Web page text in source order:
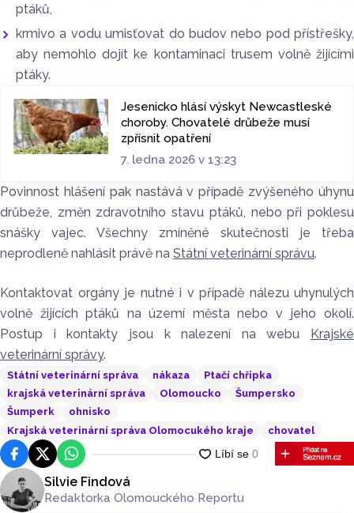
ptáků,
krmivo a vodu umisťovat do budov nebo pod přístřešky,
aby nemohlo dojít ke kontaminaci trusem volně žijícími
ptáky.
Jesenicko hlásí výskyt Newcastleské
choroby. Chovatelé drůbeže musí
zpřísnit opatření
7. ledna 2026 v 13:23
Povinnost hlášení pak nastává v případě zvýšeného úhynu
drůbeže, změn zdravotního stavu ptáků, nebo při poklesu
snášky vajec. Všechny zmíněné skutečnosti je třeba
neprodleně nahlásit právě na Státní veterinární správu.
Kontaktovat orgány je nutné i v případě nálezu uhynulých
volně žijících ptáků na území města nebo v jeho okolí.
Postup i kontakty jsou k nalezení na webu
Krajské
veterinární správy.
Státní veterinární správa nákaza
Ptačí chřipka
krajská veterinární správa
Olomoucko
Šumpersko
Šumperk
ohnisko
Krajská veterinární správa Olomocukého kraje
chovatel
FacebookPlatforma X
WhatsApp
Silvie Findová
Redaktorka Olomouckého Reportu